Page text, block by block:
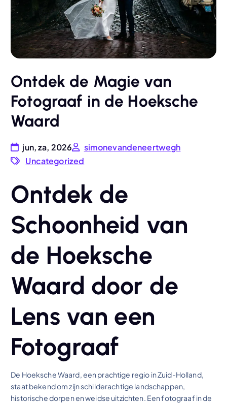
Ontdek de Magie van
Fotograaf in de Hoeksche
Waard
jun, za, 2026
simonevandeneertwegh
Uncategorized
Ontdek de
Schoonheid van
de Hoeksche
Waard door de
Lens van een
Fotograaf
De Hoeksche Waard, een prachtige regio in Zuid-Holland,
staat bekend om zijn schilderachtige landschappen,
historische dorpen en weidse uitzichten. Een fotograaf in de